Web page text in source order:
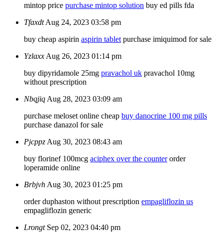
mintop price purchase mintop solution buy ed pills fda
Tfaxdt Aug 24, 2023 03:58 pm
buy cheap aspirin aspirin tablet purchase imiquimod for sale
Yzlaxx Aug 26, 2023 01:14 pm
buy dipyridamole 25mg pravachol uk pravachol 10mg
without prescription
Nbqjiq Aug 28, 2023 03:09 am
purchase meloset online cheap buy danocrine 100 mg pills
purchase danazol for sale
Pjcppz Aug 30, 2023 08:43 am
buy florinef 100mcg aciphex over the counterorder
loperamide online
Brbjvh Aug 30, 2023 01:25 pm
order duphaston without prescription empagliflozin us
empagliflozin generic
Lrongt Sep 02, 2023 04:40 pm